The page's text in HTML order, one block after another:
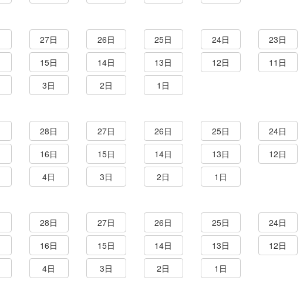
27日 26日 25日 24日 23日
15日 14日 13日 12日 11日
3日 2日 1日
28日 27日 26日 25日 24日
16日 15日 14日 13日 12日
4日 3日 2日 1日
28日 27日 26日 25日 24日
16日 15日 14日 13日 12日
4日 3日 2日 1日